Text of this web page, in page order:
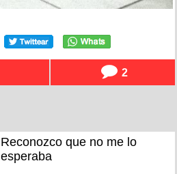
2
Reconozco que no me lo
esperaba